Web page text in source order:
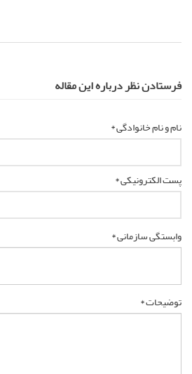
فرستادن نظر درباره این مقاله
نام و نام خانوادگی *
پست الکترونیکی *
وابستگی سازمانی *
توضیحات *